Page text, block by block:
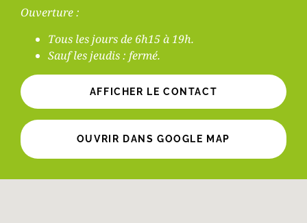
Ouverture :
Tous les jours de 6h15 à 19h.
Sauf les jeudis : fermé.
AFFICHER LE CONTACT
OUVRIR DANS GOOGLE MAP